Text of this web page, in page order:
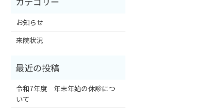
お知らせ
来院状況
令和7年度 年末年始の休診につ
いて